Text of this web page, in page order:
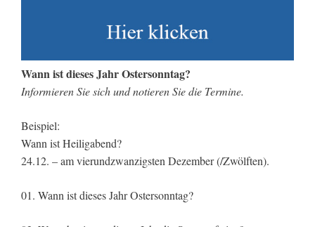
Wann ist dieses Jahr Ostersonntag?
Informieren Sie sich und notieren Sie die Termine.
Beispiel:
Wann ist Heiligabend?
24.12. – am vierundzwanzigsten Dezember (/Zwölften).
01. Wann ist dieses Jahr Ostersonntag?